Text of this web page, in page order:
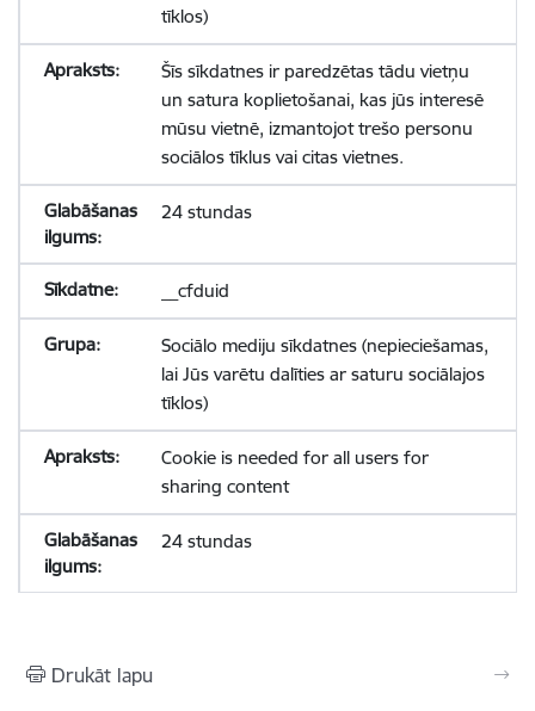
tīklos)
Šīs sīkdatnes ir paredzētas tādu vietņu
un satura koplietošanai, kas jūs interesē
mūsu vietnē, izmantojot trešo personu
sociālos tīklus vai citas vietnes.
24 stundas
__cfduid
Sociālo mediju sīkdatnes (nepieciešamas,
lai Jūs varētu dalīties ar saturu sociālajos
tīklos)
Cookie is needed for all users for
sharing content
24 stundas
Drukāt lapu